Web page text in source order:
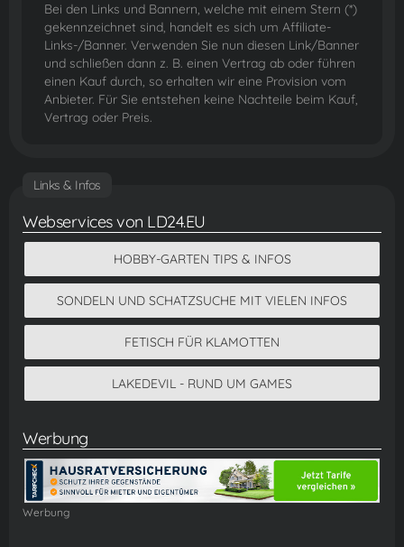
Bei den Links und Bannern, welche mit einem Stern (*)
gekennzeichnet sind, handelt es sich um Affiliate-
Links-/Banner. Verwenden Sie nun diesen Link/Banner
und schließen dann z. B. einen Vertrag ab oder führen
einen Kauf durch, so erhalten wir eine Provision vom
Anbieter. Für Sie entstehen keine Nachteile beim Kauf,
Vertrag oder Preis.
Links & Infos
Webservices von LD24.EU
HOBBY-GARTEN TIPS & INFOS
SONDELN UND SCHATZSUCHE MIT VIELEN INFOS
FETISCH FÜR KLAMOTTEN
LAKEDEVIL - RUND UM GAMES
Werbung
Werbung